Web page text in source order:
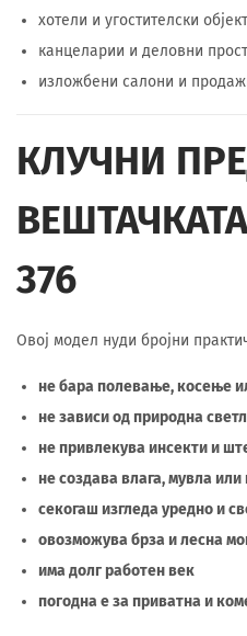
хотели и угостителски
канцеларии и деловни
изложбени салони и
КЛУЧНИ
376
Овој модел нуди бројни
не бара полевање, косење
не зависи од природна
не привлекува инсекти и
не создава влага, мувла
секогаш изгледа уредно и
овозможува брза и лесна
има долг работен век
погодна е за приватна и